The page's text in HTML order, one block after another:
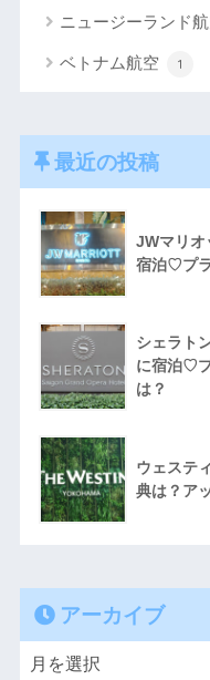
ニュージーランド
ベトナム航空 1
最近の投稿
JWマリオ
宿泊♡プ
シェラト
に宿泊♡
は？
ウェステ
典は？ア
アーカイブ